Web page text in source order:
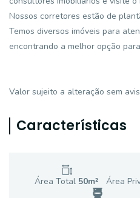
Nossos corretores estão de
Temos diversos imóveis para
encontrando a melhor opção
Valor sujeito a alteração sem
Características
Área Total 50m² Área